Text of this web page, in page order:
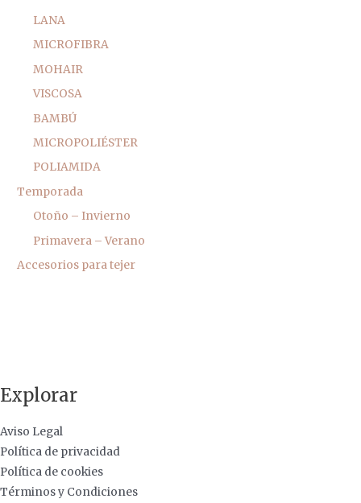
LANA
MICROFIBRA
MOHAIR
VISCOSA
BAMBÚ
MICROPOLIÉSTER
POLIAMIDA
Temporada
Otoño – Invierno
Primavera – Verano
Accesorios para tejer
Explorar
Aviso Legal
Política de privacidad
Política de cookies
Términos y Condiciones